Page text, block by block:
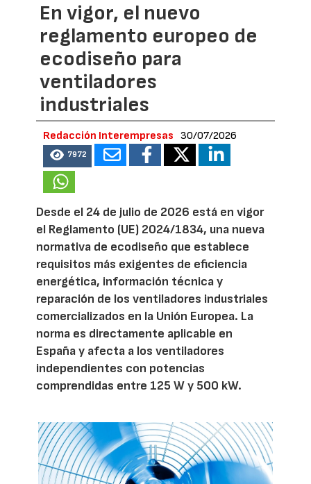
En vigor, el nuevo
reglamento europeo de
ecodiseño para
ventiladores
industriales
Redacción Interempresas 30/07/2026
7972
Desde el 24 de julio de 2026 está en vigor
el Reglamento (UE) 2024/1834, una nueva
normativa de ecodiseño que establece
requisitos más exigentes de eficiencia
energética, información técnica y
reparación de los ventiladores industriales
comercializados en la Unión Europea. La
norma es directamente aplicable en
España y afecta a los ventiladores
independientes con potencias
comprendidas entre 125 W y 500 kW.